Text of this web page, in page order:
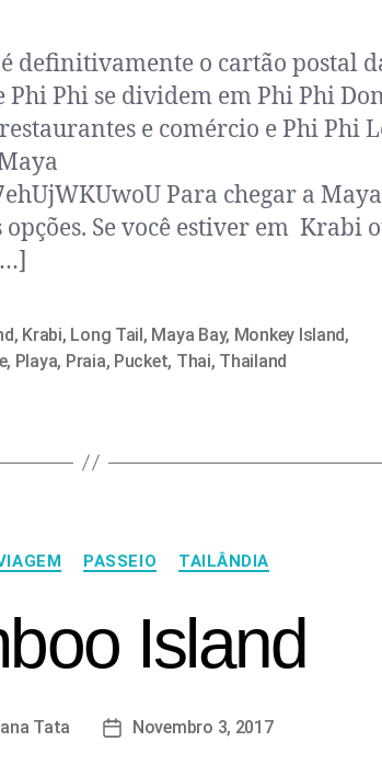
definitivamente o cartão postal
Phi se dividem em Phi Phi
e comércio e Phi Phi
Para chegar a Maya
Se você estiver em Krabi
, Krabi, Long Tail, Maya Bay, Monkey Island,
, Playa, Praia, Pucket, Thai, Thailand
PASSEIO TAILÂNDIA
Island
Tata Novembro 3, 2017